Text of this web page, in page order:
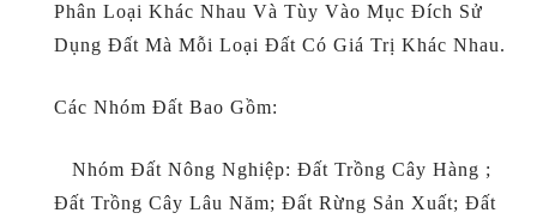
Phân Loại Khác Nhau Và Tùy Vào Mục Đích Sử
Dụng Đất Mà Mỗi Loại Đất Có Giá Trị Khác Nhau.
Các Nhóm Đất Bao Gồm:
Nhóm Đất Nông Nghiệp: Đất Trồng Cây Hàng ;
Đất Trồng Cây Lâu Năm; Đất Rừng Sản Xuất; Đất